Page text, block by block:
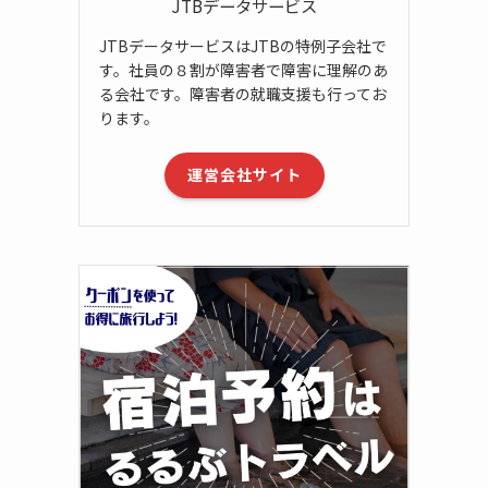
JTBデータサービス
JTBデータサービスはJTBの特例子会社で
す。社員の８割が障害者で障害に理解のあ
る会社です。障害者の就職支援も行ってお
ります。
運営会社サイト